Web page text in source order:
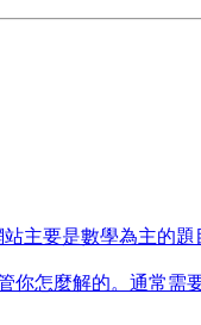
主要是數學為主的題
你怎麼解的。通常需